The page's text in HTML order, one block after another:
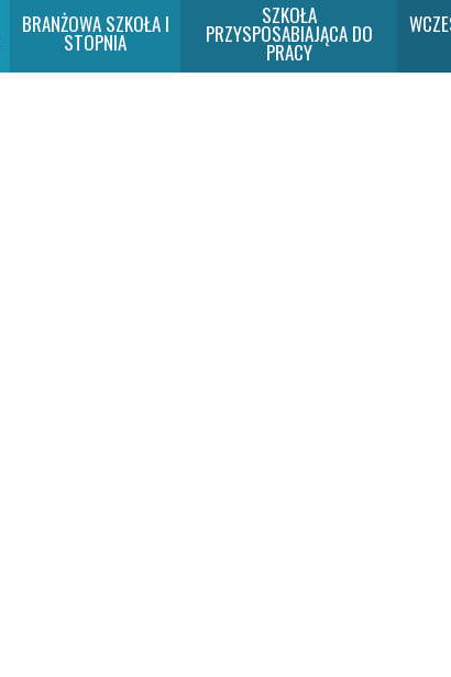
BRANŻOWA SZKOŁA I
STOPNIA
SZKOŁA
PRZYSPOSABIAJĄCA DO
PRACY